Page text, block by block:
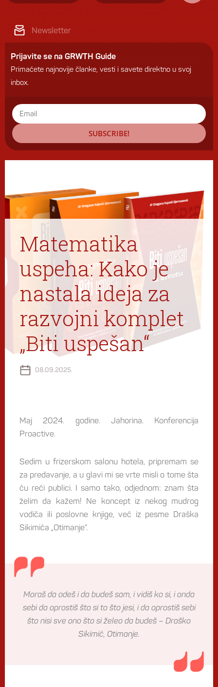
Newsletter
Prijavite se na GRWTH Guide
Primaćete najnovije članke, vesti i savete direktno u svoj
inbox.
SUBSCRIBE!
Matematika
uspeha: Kako je
nastala ideja za
razvojni komplet
„Biti uspešan“
08.09.2025.
Maj 2024. godine. Jahorina. Konferencija
Proactive.
Sedim u frizerskom salonu hotela, pripremam se
za predavanje, a u glavi mi se vrte misli o tome šta
ću reći publici. I samo tako, odjednom: znam šta
želim da kažem! Ne koncept iz nekog mudrog
vodiča ili poslovne knjige, već iz pesme Draška
Sikimića „Otimanje“.
Moraš da odeš i da budeš sam, i vidiš ko si, i onda
sebi da oprostiš što si to što jesi, i da oprostiš sebi
što nisi sve ono što si želeo da budeš – Draško
Sikimić, Otimanje.